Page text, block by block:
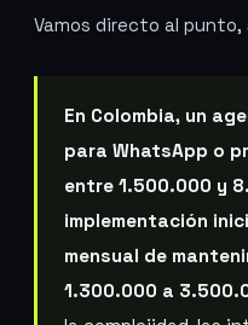
Vamos directo al punto,
En Colombia, un
para WhatsApp o
entre 1.500.000 y
implementación
mensual de
1.300.000 a